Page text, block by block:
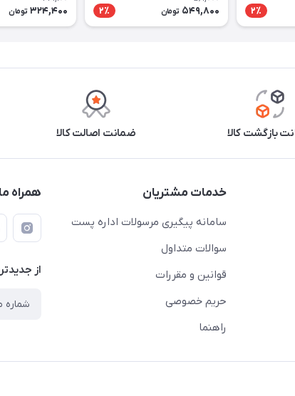
2٪ 549,800 تومان 2٪ 324,400 تومان
بازگشت کالا ضمانت اصالت کالا
خدمات مشتریان
سامانه پیگیری مرسولات اداره پست
سوالات متداول
قوانین و مقررات
حریم خصوصی
راهنما
همراه
از